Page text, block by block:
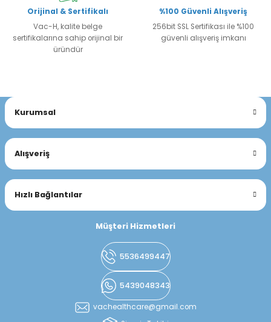
Orijinal & Sertifikalı
Vac-H, kalite belge
sertifikalarına sahip orijinal bir
üründür
%100 Güvenli Alışveriş
256bit SSL Sertifikası ile %100
güvenli alışveriş imkanı
Kurumsal
Alışveriş
Hızlı Bağlantılar
Müşteri Hizmetleri
5536499447
5439048343
vachealthcare@gmail.com